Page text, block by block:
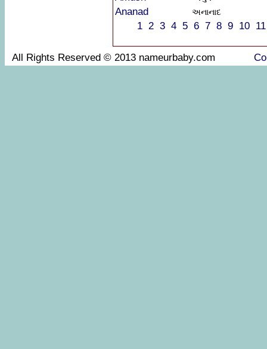
Ananad અનાનાદ
1 2 3 4 5 6 7 8 9 10 11
All Rights Reserved © 2013 nameurbaby.com